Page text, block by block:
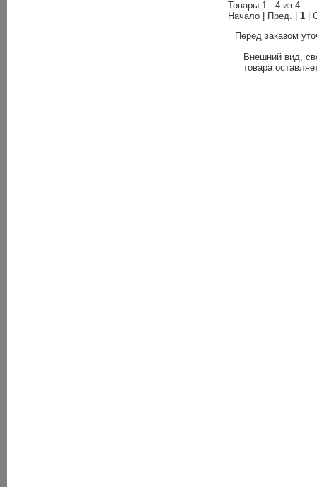
Товары 1 - 4 из 4
Начало | Пред. | 1 |
Перед заказом
Внешний вид,
товара